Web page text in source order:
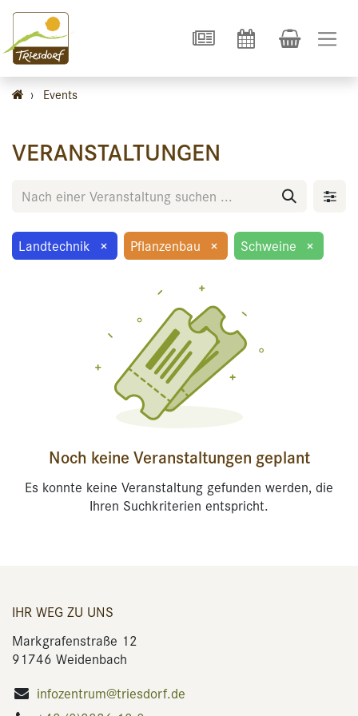
› Events
VERANSTALTUNGEN
Landtechnik × Pflanzenbau × Schweine ×
Noch keine Veranstaltungen geplant
Es konnte keine Veranstaltung gefunden werden, die
Ihren Suchkriterien entspricht.
IHR WEG ZU UNS
Markgrafenstraße 12
91746 Weidenbach
infozentrum@triesdorf.de